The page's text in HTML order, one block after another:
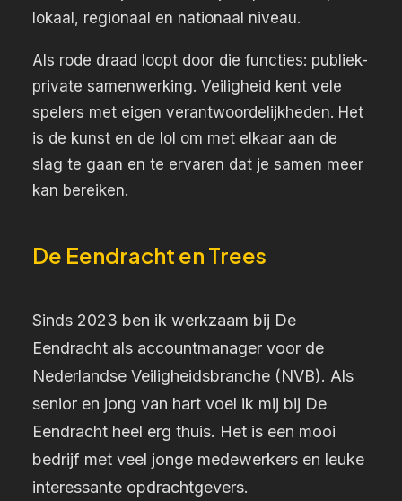
lokaal, regionaal en nationaal niveau.
Als rode draad loopt door die functies: publiek-
private samenwerking. Veiligheid kent vele
spelers met eigen verantwoordelijkheden. Het
is de kunst en de lol om met elkaar aan de
slag te gaan en te ervaren dat je samen meer
kan bereiken.
De Eendracht en Trees
Sinds 2023 ben ik werkzaam bij De
Eendracht als accountmanager voor de
Nederlandse Veiligheidsbranche (NVB). Als
senior en jong van hart voel ik mij bij De
Eendracht heel erg thuis. Het is een mooi
bedrijf met veel jonge medewerkers en leuke
interessante opdrachtgevers.